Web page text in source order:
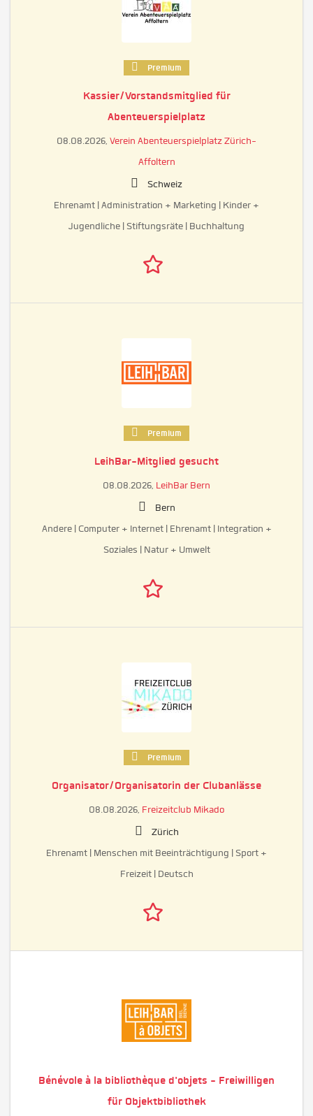
Premium
Kassier/Vorstandsmitglied für
Abenteuerspielplatz
08.08.2026, Verein Abenteuerspielplatz Zürich-
Affoltern
Schweiz
Ehrenamt | Administration + Marketing | Kinder +
Jugendliche | Stiftungsräte | Buchhaltung
Premium
LeihBar-Mitglied gesucht
08.08.2026, LeihBar Bern
Bern
Andere | Computer + Internet | Ehrenamt | Integration +
Soziales | Natur + Umwelt
Premium
Organisator/Organisatorin der Clubanlässe
08.08.2026, Freizeitclub Mikado
Zürich
Ehrenamt | Menschen mit Beeinträchtigung | Sport +
Freizeit | Deutsch
Bénévole à la bibliothèque d'objets - Freiwilligen
für Objektbibliothek